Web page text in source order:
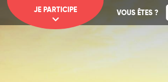
VOUS ÊTES ?
JE PARTICIPE